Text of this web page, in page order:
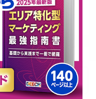
資料請求